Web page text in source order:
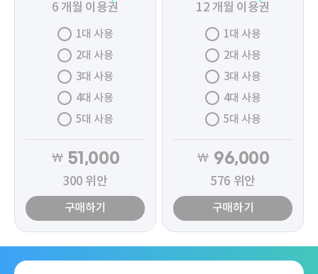
6 개월 이용권
1대 사용
2대 사용
3대 사용
4대 사용
5대 사용
₩ 51,000
300 위안
구매하기
12 개월 이용권
1대 사용
2대 사용
3대 사용
4대 사용
5대 사용
₩ 96,000
576 위안
구매하기